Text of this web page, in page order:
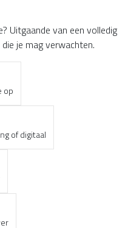
Uitgaande van een volledig
je mag verwachten.
op
of digitaal